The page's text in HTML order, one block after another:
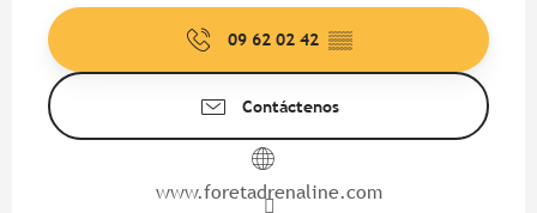
09 62 02 42 ▒▒
Contáctenos
www.foretadrenaline.com